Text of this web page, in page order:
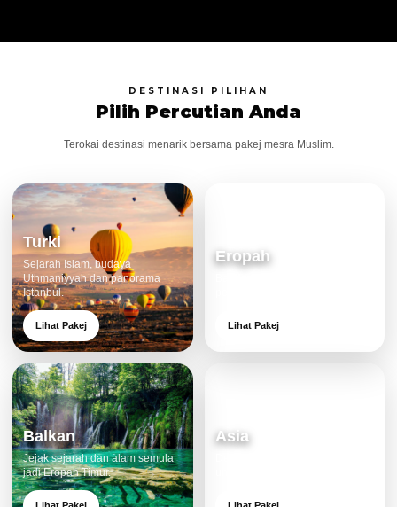
DESTINASI PILIHAN
Pilih Percutian Anda
Terokai destinasi menarik bersama pakej mesra Muslim.
Turki
Sejarah Islam, budaya
Uthmaniyyah dan panorama
Istanbul.
Lihat Pakej
Eropah
Lihat Pakej
Balkan
Jejak sejarah dan alam semula
jadi Eropah Timur.
Asia